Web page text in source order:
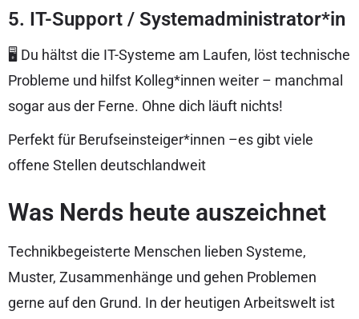
5. IT-Support / Systemadministrator*in
🖥 Du hältst die IT-Systeme am Laufen, löst technische
Probleme und hilfst Kolleg*innen weiter – manchmal
sogar aus der Ferne. Ohne dich läuft nichts!
Perfekt für Berufseinsteiger*innen –es gibt viele
offene Stellen deutschlandweit
Was Nerds heute auszeichnet
Technikbegeisterte Menschen lieben Systeme,
Muster, Zusammenhänge und gehen Problemen
gerne auf den Grund. In der heutigen Arbeitswelt ist